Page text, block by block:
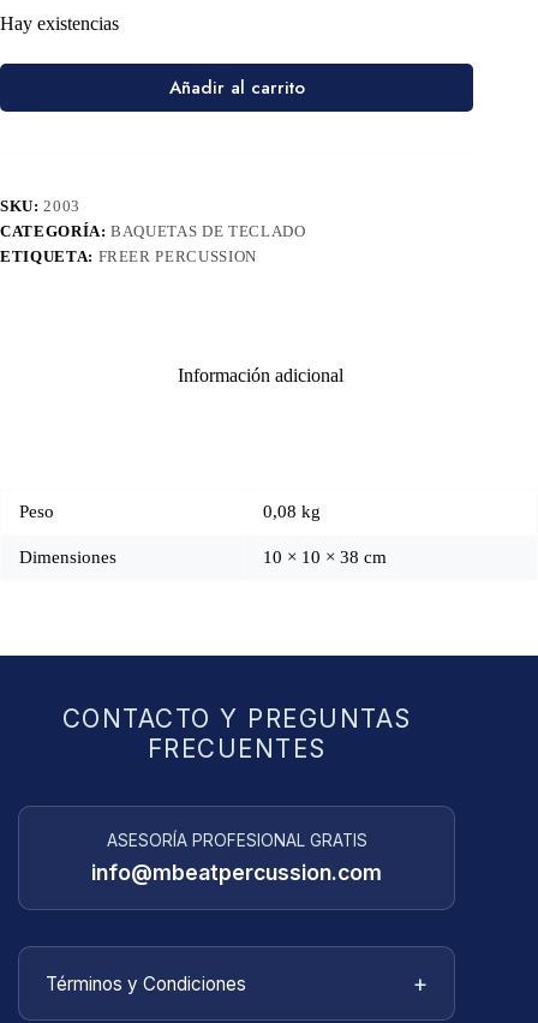
Hay existencias
Añadir al carrito
SKU:2003
CATEGORÍA:BAQUETAS DE TECLADO
ETIQUETA: FREER PERCUSSION
Información adicional
Peso 0,08 kg
Dimensiones 10 × 10 × 38 cm
CONTACTO Y PREGUNTAS
FRECUENTES
ASESORÍA PROFESIONAL GRATIS
info@mbeatpercussion.com
Términos y Condiciones +